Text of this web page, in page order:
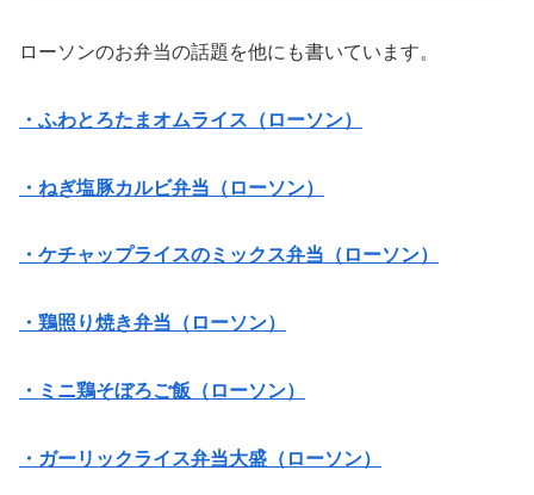
ローソンのお弁当の話題を他にも書いています。
・ふわとろたまオムライス（ローソン）
・ねぎ塩豚カルビ弁当（ローソン）
・ケチャップライスのミックス弁当（ローソン）
・鶏照り焼き弁当（ローソン）
・ミニ鶏そぼろご飯（ローソン）
・ガーリックライス弁当大盛（ローソン）